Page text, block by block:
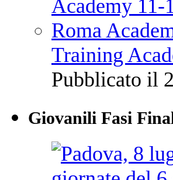
Training
Pubblicato il
Giovanili Fasi